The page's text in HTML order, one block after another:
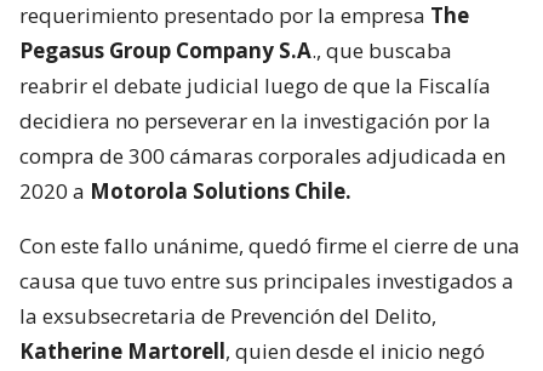
requerimiento presentado por la empresa The
Pegasus Group Company S.A., que buscaba
reabrir el debate judicial luego de que la Fiscalía
decidiera no perseverar en la investigación por la
compra de 300 cámaras corporales adjudicada en
2020 a Motorola Solutions Chile.
Con este fallo unánime, quedó firme el cierre de una
causa que tuvo entre sus principales investigados a
la exsubsecretaria de Prevención del Delito,
Katherine Martorell, quien desde el inicio negó